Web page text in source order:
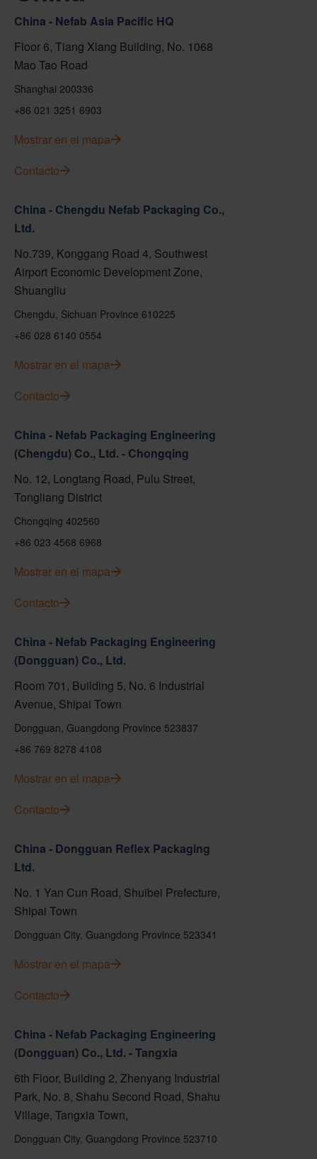
China - Nefab Asia Pacific HQ
Floor 6, Tiang Xlang Building, No. 1068
Mao Tao Road
Shanghai 200336
+86 021 3251 6903
Mostrar en el mapa
Contacto
China - Chengdu Nefab Packaging Co.,
Ltd.
No.739, Konggang Road 4, Southwest
Airport Economic Development Zone,
Shuangliu
Chengdu, Sichuan Province 610225
+86 028 6140 0554
Mostrar en el mapa
Contacto
China - Nefab Packaging Engineering
(Chengdu) Co., Ltd. - Chongqing
No. 12, Longtang Road, Pulu Street,
Tongliang District
Chongqing 402560
+86 023 4568 6968
Mostrar en el mapa
Contacto
China - Nefab Packaging Engineering
(Dongguan) Co., Ltd.
Room 701, Building 5, No. 6 Industrial
Avenue, Shipai Town
Dongguan, Guangdong Province 523837
+86 769 8278 4108
Mostrar en el mapa
Contacto
China - Dongguan Reflex Packaging
Ltd.
No. 1 Yan Cun Road, Shuibei Prefecture,
Shipai Town
Dongguan City, Guangdong Province 523341
Mostrar en el mapa
Contacto
China - Nefab Packaging Engineering
(Dongguan) Co., Ltd. - Tangxia
6th Floor, Building 2, Zhenyang Industrial
Park, No. 8, Shahu Second Road, Shahu
Village, Tangxia Town,
Dongguan City, Guangdong Province 523710